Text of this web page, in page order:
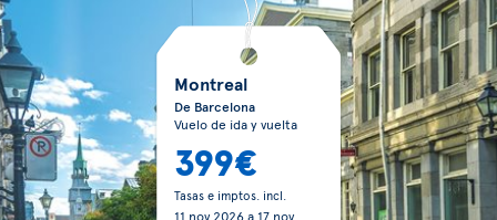
Montreal
De Barcelona
Vuelo de ida y vuelta
399€
Tasas e imptos. incl.
11 nov 2026a 17 nov